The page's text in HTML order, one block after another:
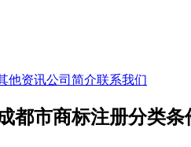
他资讯公司简介联系我们
都市商标注册分类